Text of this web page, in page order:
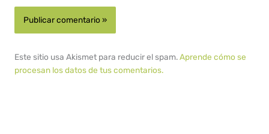
Este sitio usa Akismet para reducir el spam.Aprende cómo se
procesan los datos de tus comentarios.